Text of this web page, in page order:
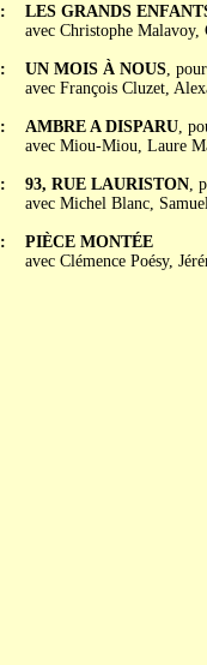
LES GRANDS
avec Christophe
UN MOIS À NOUS,
avec François Cluzet,
AMBRE A DISPARU,
avec Miou-Miou, Laure
93, RUE LAURISTON,
avec Michel Blanc,
PIÈCE MONTÉE
avec Clémence Poésy,